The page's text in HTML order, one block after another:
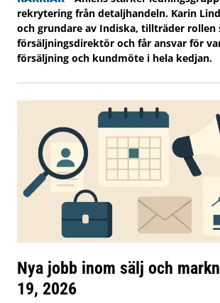
rekrytering från detaljhandeln. Karin
och grundare av Indiska, tillträder rollen
försäljningsdirektör och får ansvar för
försäljning och kundmöte i hela kedjan.
Nya jobb inom sälj och
19, 2026